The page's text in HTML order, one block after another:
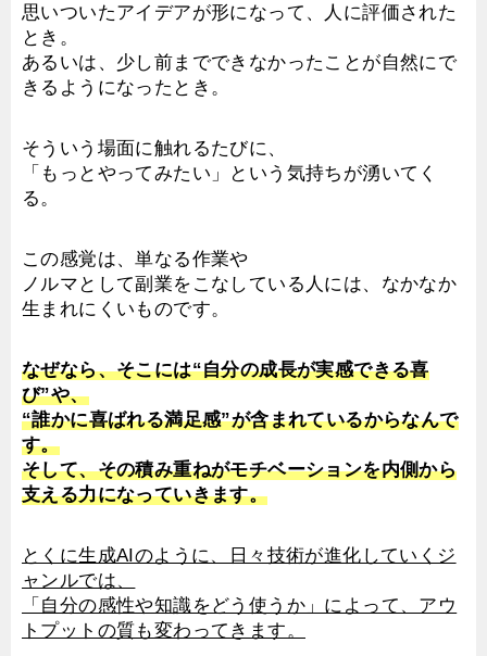
思いついたアイデアが形になって、人に評価された
とき。
あるいは、少し前までできなかったことが自然にで
きるようになったとき。
そういう場面に触れるたびに、
「もっとやってみたい」という気持ちが湧いてく
る。
この感覚は、単なる作業や
ノルマとして副業をこなしている人には、なかなか
生まれにくいものです。
なぜなら、そこには“自分の成長が実感できる喜
び”や、
“誰かに喜ばれる満足感”が含まれているからなんで
す。
そして、その積み重ねがモチベーションを内側から
支える力になっていきます。
とくに生成AIのように、日々技術が進化していくジ
ャンルでは、
「自分の感性や知識をどう使うか」によって、アウ
トプットの質も変わってきます。